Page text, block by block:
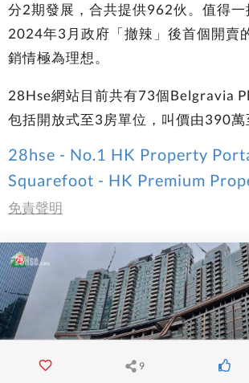
分2期發展，合共提供962伙。值得一
2024年3月政府「撤辣」後首個開賣
銷情極為理想。
28Hse網站目前共有73個Belgravia
包括開放式至3房單位，叫價由390萬
28hse - No.1 HK Property
Squarefoot - HK Premium
免責聲明
9